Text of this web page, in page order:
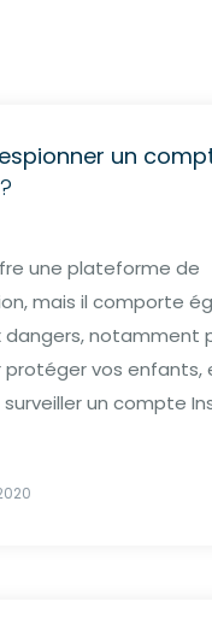
espionner un
?
une plateforme de
mais il comporte
dangers, notamment
protéger vos
un compte